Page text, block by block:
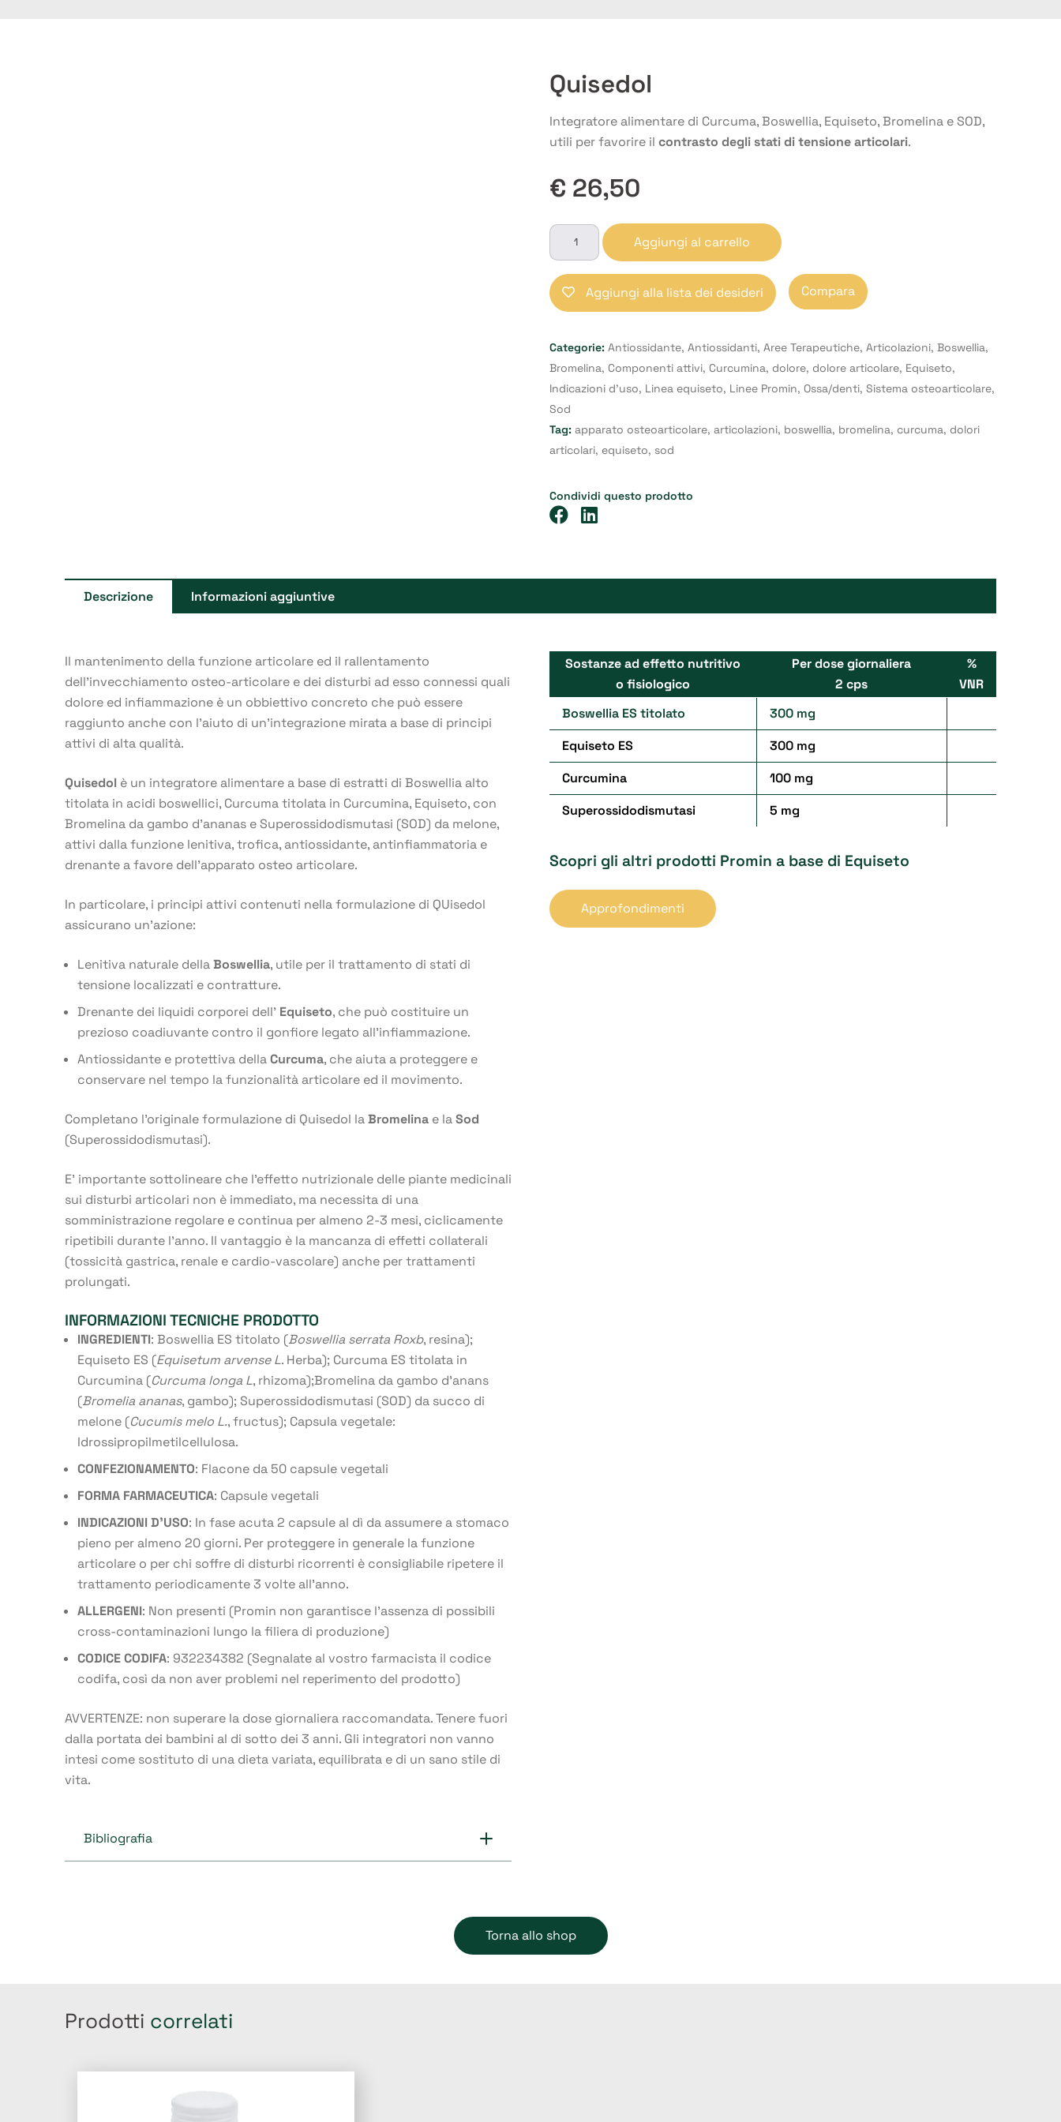
Quisedol
Integratore alimentare di Curcuma, Boswellia, Equiseto, Bromelina e SOD,
utili per favorire il contrasto degli stati di tensione articolari.
€ 26,50
Quisedol
quantità
Aggiungi al carrello
Aggiungi alla lista dei desideri Compara
Categorie: Antiossidante, Antiossidanti, Aree Terapeutiche, Articolazioni, Boswellia,
Bromelina, Componenti attivi, Curcumina, dolore, dolore articolare, Equiseto,
Indicazioni d'uso, Linea equiseto, Linee Promin, Ossa/denti, Sistema osteoarticolare,
Sod
Tag: apparato osteoarticolare, articolazioni, boswellia, bromelina, curcuma, dolori
articolari, equiseto, sod
Condividi questo prodotto
Descrizione Informazioni aggiuntive
Il mantenimento della funzione articolare ed il rallentamento
dell’invecchiamento osteo-articolare e dei disturbi ad esso connessi quali
dolore ed infiammazione è un obbiettivo concreto che può essere
raggiunto anche con l’aiuto di un’integrazione mirata a base di principi
attivi di alta qualità.
Quisedol è un integratore alimentare a base di estratti di Boswellia alto
titolata in acidi boswellici, Curcuma titolata in Curcumina, Equiseto, con
Bromelina da gambo d’ananas e Superossidodismutasi (SOD) da melone,
attivi dalla funzione lenitiva, trofica, antiossidante, antinfiammatoria e
drenante a favore dell’apparato osteo articolare.
In particolare, i principi attivi contenuti nella formulazione di QUisedol
assicurano un’azione:
Lenitiva naturale dellaBoswellia, utile per il trattamento di stati di
tensione localizzati e contratture.
Drenante dei liquidi corporei dell’ Equiseto, che può costituire un
prezioso coadiuvante contro il gonfiore legato all’infiammazione.
Antiossidante e protettiva dellaCurcuma, che aiuta a proteggere e
conservare nel tempo la funzionalità articolare ed il movimento.
Completano l’originale formulazione di Quisedol laBromelina e laSod
(Superossidodismutasi).
E’ importante sottolineare che l’effetto nutrizionale delle piante medicinali
sui disturbi articolari non è immediato, ma necessita di una
somministrazione regolare e continua per almeno 2-3 mesi, ciclicamente
ripetibili durante l’anno. Il vantaggio è la mancanza di effetti collaterali
(tossicità gastrica, renale e cardio-vascolare) anche per trattamenti
prolungati.
INFORMAZIONI TECNICHE PRODOTTO
INGREDIENTI: Boswellia ES titolato (Boswellia serrata Roxb, resina);
Equiseto ES (Equisetum arvense L. Herba); Curcuma ES titolata in
Curcumina (Curcuma longa L, rhizoma);Bromelina da gambo d’anans
(Bromelia ananas, gambo); Superossidodismutasi (SOD) da succo di
melone (Cucumis melo L., fructus); Capsula vegetale:
Idrossipropilmetilcellulosa.
CONFEZIONAMENTO: Flacone da 50 capsule vegetali
FORMA FARMACEUTICA: Capsule vegetali
INDICAZIONI D’USO: In fase acuta 2 capsule al dì da assumere a stomaco
pieno per almeno 20 giorni. Per proteggere in generale la funzione
articolare o per chi soffre di disturbi ricorrenti è consigliabile ripetere il
trattamento periodicamente 3 volte all’anno.
ALLERGENI: Non presenti (Promin non garantisce l’assenza di possibili
cross-contaminazioni lungo la filiera di produzione)
CODICE CODIFA: 932234382 (Segnalate al vostro farmacista il codice
codifa, così da non aver problemi nel reperimento del prodotto)
AVVERTENZE: non superare la dose giornaliera raccomandata. Tenere fuori
dalla portata dei bambini al di sotto dei 3 anni. Gli integratori non vanno
intesi come sostituto di una dieta variata, equilibrata e di un sano stile di
vita.
Sostanze ad effetto nutritivo
o fisiologico
Per dose giornaliera
2 cps
%
VNR
Boswellia ES titolato
300 mg
Equiseto ES
300 mg
Curcumina
100 mg
Superossidodismutasi
5 mg
Scopri gli altri prodotti Promin a base di Equiseto
Approfondimenti
Bibliografia
Torna allo shop
Prodotti correlati